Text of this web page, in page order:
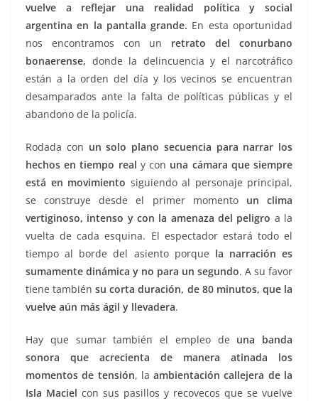
vuelve a reflejar una realidad política y social
argentina en la pantalla grande. En esta oportunidad
nos encontramos con un retrato del conurbano
bonaerense, donde la delincuencia y el narcotráfico
están a la orden del día y los vecinos se encuentran
desamparados ante la falta de políticas públicas y el
abandono de la policía.
Rodada con un solo plano secuencia para narrar los
hechos en tiempo real y con una cámara que siempre
está en movimiento siguiendo al personaje principal,
se construye desde el primer momento un clima
vertiginoso, intenso y con la amenaza del peligro a la
vuelta de cada esquina. El espectador estará todo el
tiempo al borde del asiento porque la narración es
sumamente dinámica y no para un segundo. A su favor
tiene tambiénsu corta duración, de 80 minutos, que la
vuelve aún más ágil y llevadera.
Hay que sumar también el empleo de una banda
sonora que acrecienta de manera atinada los
momentos de tensión, laambientación callejera de la
Isla Maciel con sus pasillos y recovecos que se vuelve